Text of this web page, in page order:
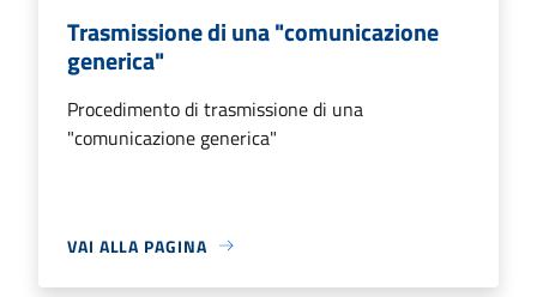
Trasmissione di una "comunicazione
generica"
Procedimento di trasmissione di una
"comunicazione generica"
VAI ALLA PAGINA